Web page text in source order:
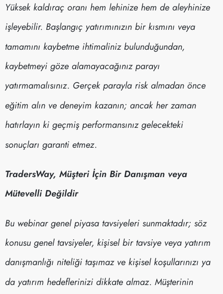
Yüksek kaldıraç oranı hem lehinize hem de aleyhinize
işleyebilir. Başlangıç yatırımınızın bir kısmını veya
tamamını kaybetme ihtimaliniz bulunduğundan,
kaybetmeyi göze alamayacağınız parayı
yatırmamalısınız. Gerçek parayla risk almadan önce
eğitim alın ve deneyim kazanın; ancak her zaman
hatırlayın ki geçmiş performansınız gelecekteki
sonuçları garanti etmez.
TradersWay, Müşteri İçin Bir Danışman veya
Mütevelli Değildir
Bu webinar genel piyasa tavsiyeleri sunmaktadır; söz
konusu genel tavsiyeler, kişisel bir tavsiye veya yatırım
danışmanlığı niteliği taşımaz ve kişisel koşullarınızı ya
da yatırım hedeflerinizi dikkate almaz. Müşterinin